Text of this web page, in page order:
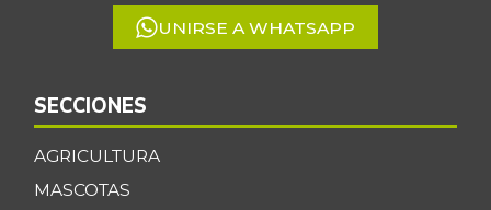
UNIRSE A WHATSAPP
SECCIONES
AGRICULTURA
MASCOTAS